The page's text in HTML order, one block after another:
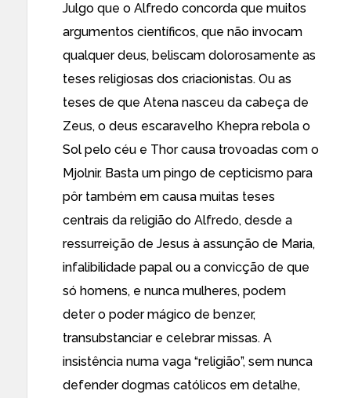
Julgo que o Alfredo concorda que muitos
argumentos científicos, que não invocam
qualquer deus, beliscam dolorosamente as
teses religiosas dos criacionistas. Ou as
teses de que Atena nasceu da cabeça de
Zeus, o deus escaravelho Khepra rebola o
Sol pelo céu e Thor causa trovoadas com o
Mjolnir. Basta um pingo de cepticismo para
pôr também em causa muitas teses
centrais da religião do Alfredo, desde a
ressurreição de Jesus à assunção de Maria,
infalibilidade papal ou a convicção de que
só homens, e nunca mulheres, podem
deter o poder mágico de benzer,
transubstanciar e celebrar missas. A
insistência numa vaga “religião”, sem nunca
defender dogmas católicos em detalhe,